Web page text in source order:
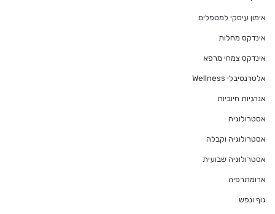
אימון עיסקי למטפלים
אינדקס מחלות
אינדקס צמחי מרפא
אלטרנטיבלי Wellness
אנרגיות חיוביות
אסטרולוגיה
אסטרולוגיה וקבלה
אסטרולוגיה שבועית
ארומתרפיה
גוף ונפש